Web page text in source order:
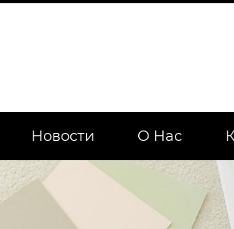
Новости О Нас